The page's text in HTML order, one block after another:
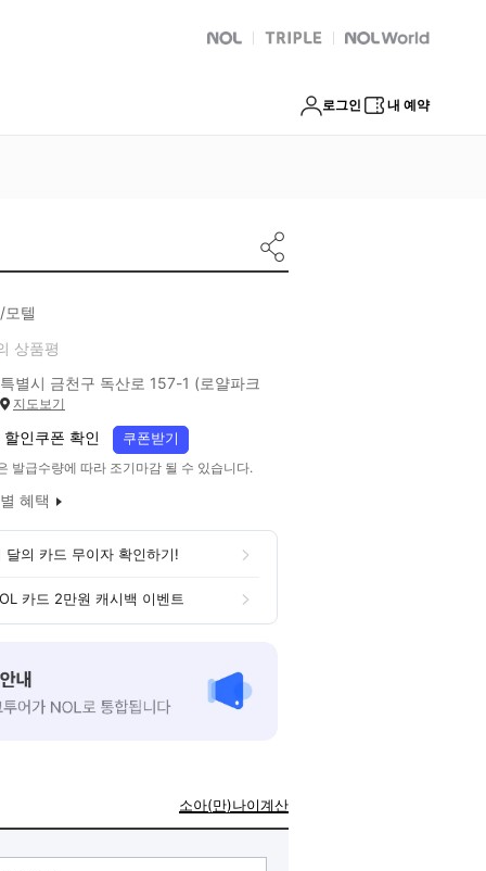
NOL 트리플 Global Interpark
로그인 내 예약
모텔
상품평
별시 금천구 독산로 157-1 (로얄파크
지도보기
할인쿠폰 확인 쿠폰받기
발급수량에 따라 조기마감 될 수 있습니다.
혜택
달의 카드 무이자 확인하기!
카드 2만원 캐시백 이벤트
소아(만)나이계산